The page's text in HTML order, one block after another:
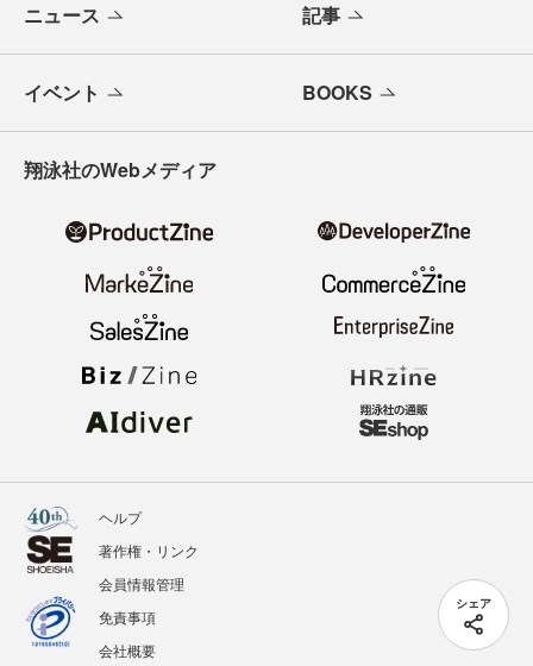
シェア
ニュース 記事
イベント BOOKS
翔泳社のWebメディア
ヘルプ
著作権・リンク
会員情報管理
免責事項
会社概要